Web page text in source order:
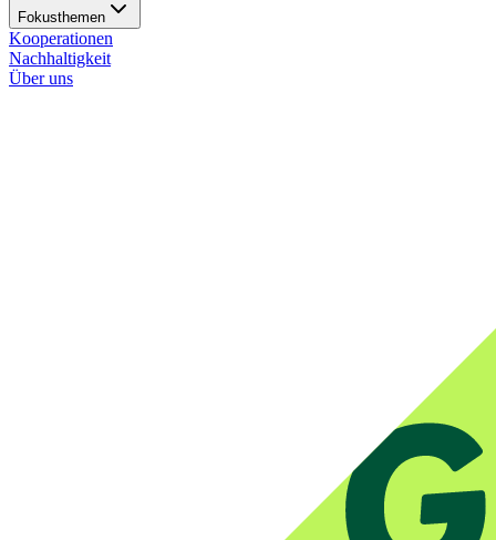
Fokusthemen
Kooperationen
Nachhaltigkeit
Über uns